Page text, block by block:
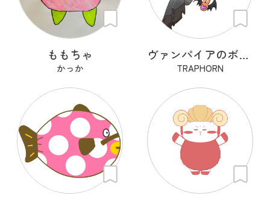
ももちゃ
かっか
ヴァンパイアのボンボナ
TRAPHORN